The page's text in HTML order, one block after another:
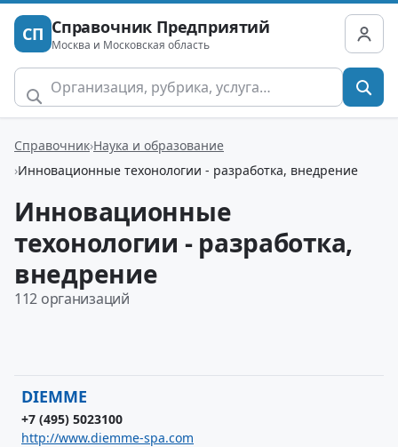
СП Справочник Предприятий
Москва и Московская область
Справочник Наука и образование
Инновационные техонологии - разработка, внедрение
Инновационные
техонологии - разработка,
внедрение
112 организаций
DIEMME
+7 (495) 5023100
http://www.diemme-spa.com